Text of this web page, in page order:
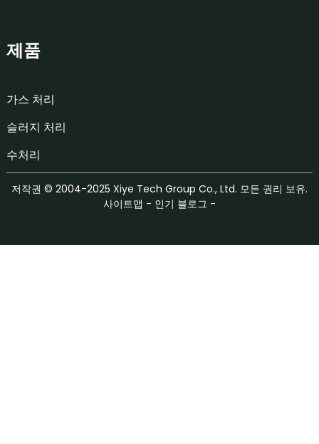
제품
가스 처리
슬러지 처리
수처리
저작권 © 2004-2025 Xiye Tech Group Co., Ltd. 모든 권리 보유.
사이트맵 - 인기 블로그 -